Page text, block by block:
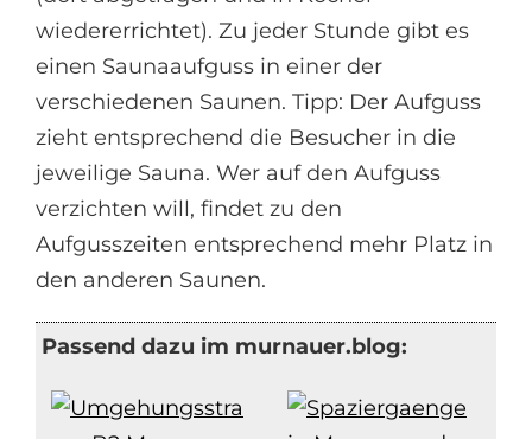
wiedererrichtet). Zu jeder Stunde gibt es
einen Saunaaufguss in einer der
verschiedenen Saunen. Tipp: Der Aufguss
zieht entsprechend die Besucher in die
jeweilige Sauna. Wer auf den Aufguss
verzichten will, findet zu den
Aufgusszeiten entsprechend mehr Platz in
den anderen Saunen.
Passend dazu im murnauer.blog: